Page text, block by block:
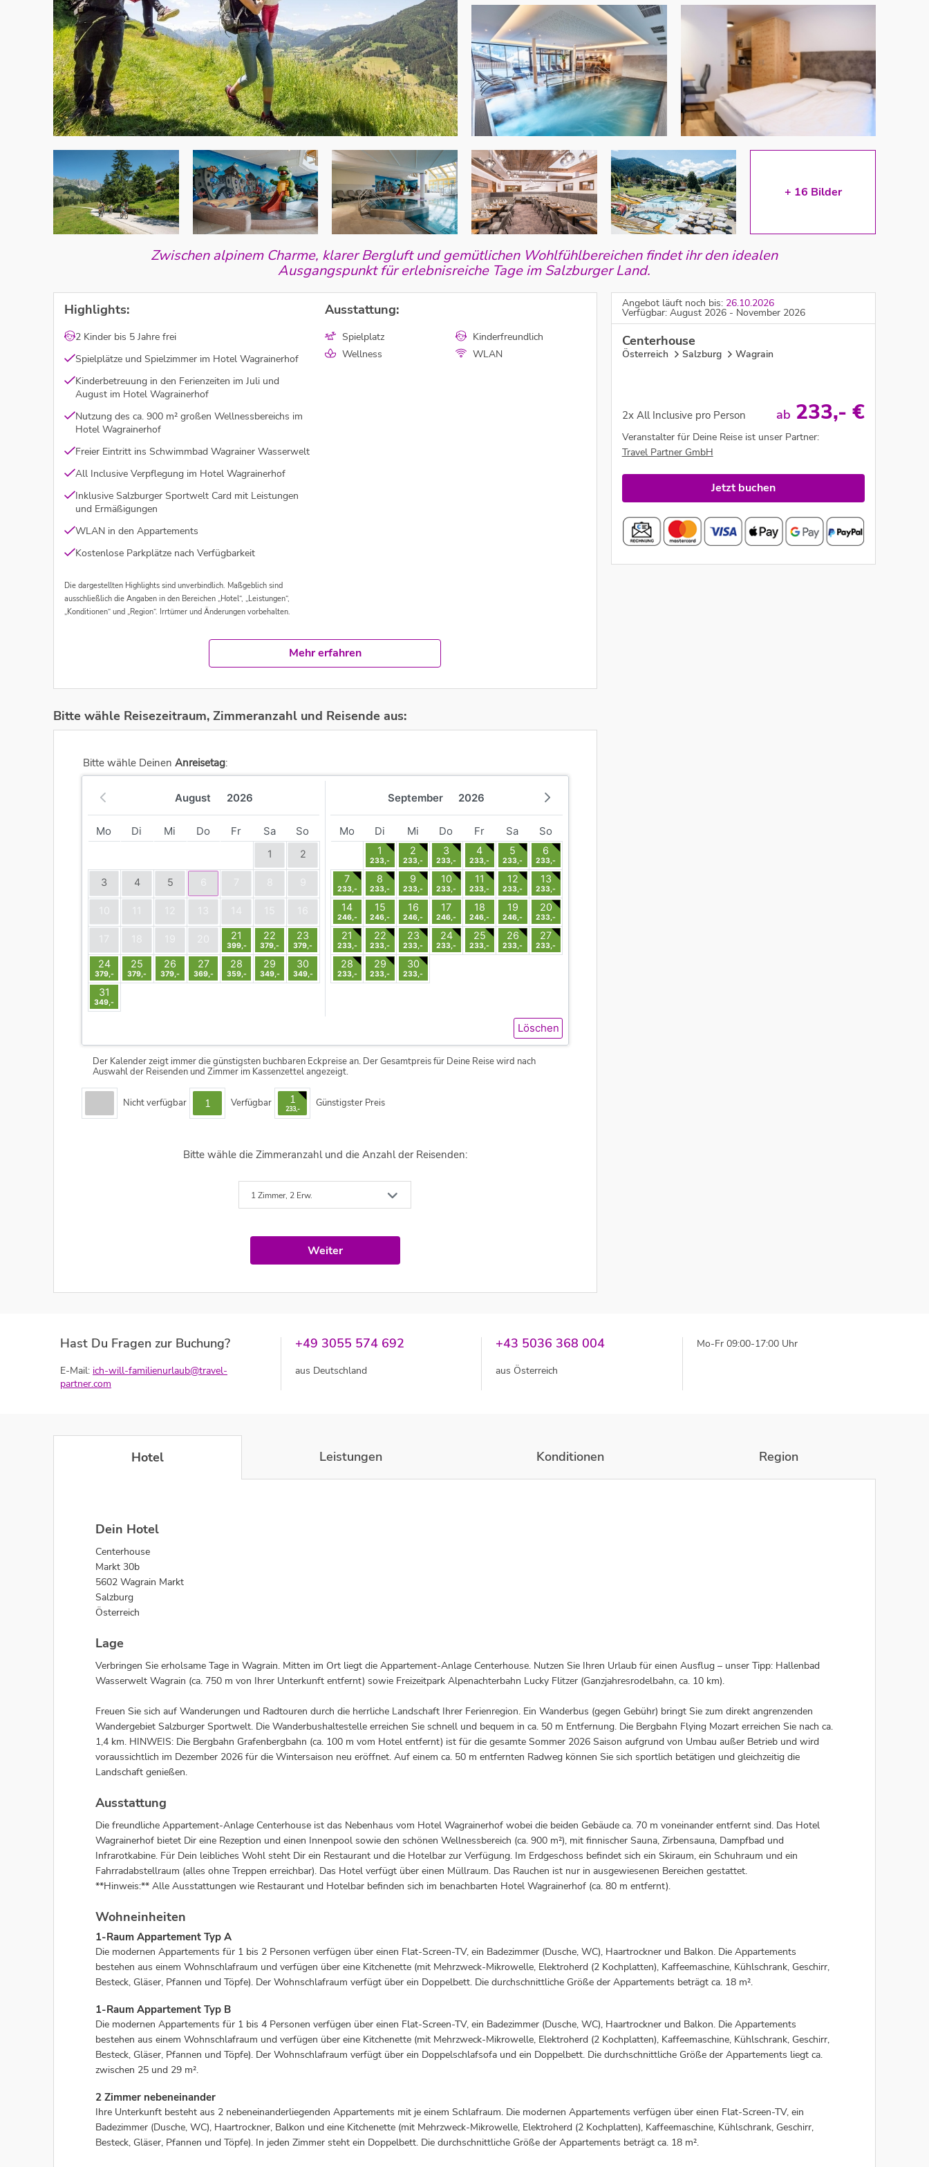
+ 16 Bilder
Zwischen alpinem Charme, klarer Bergluft und gemütlichen Wohlfühlbereichen findet ihr den idealen
Ausgangspunkt für erlebnisreiche Tage im Salzburger Land.
Highlights:
2 Kinder bis 5 Jahre frei
Spielplätze und Spielzimmer im Hotel Wagrainerhof
Kinderbetreuung in den Ferienzeiten im Juli und
August im Hotel Wagrainerhof
Nutzung des ca. 900 m² großen Wellnessbereichs im
Hotel Wagrainerhof
Freier Eintritt ins Schwimmbad Wagrainer Wasserwelt
All Inclusive Verpflegung im Hotel Wagrainerhof
Inklusive Salzburger Sportwelt Card mit Leistungen
und Ermäßigungen
WLAN in den Appartements
Kostenlose Parkplätze nach Verfügbarkeit
Die dargestellten Highlights sind unverbindlich. Maßgeblich sind
ausschließlich die Angaben in den Bereichen „Hotel“, „Leistungen“,
„Konditionen“ und „Region“. Irrtümer und Änderungen vorbehalten.
Ausstattung:
Spielplatz
Kinderfreundlich
Wellness
WLAN
Mehr erfahren
Bitte wähle Reisezeitraum, Zimmeranzahl und Reisende aus:
Bitte wähle Deinen Anreisetag:
August 2026
Mo Di Mi Do Fr Sa So
1 2
3 4 5
21
399,-
22
379,-
23
379,-
24
379,-
25
379,-
26
379,-
27
369,-
28
359,-
29
349,-
30
349,-
31
349,-
September 2026
Mo Di Mi Do Fr Sa So
1
233,-
2
233,-
3
233,-
4
233,-
5
233,-
6
233,-
7
233,-
8
233,-
9
233,-
10
233,-
11
233,-
12
233,-
13
233,-
14
246,-
15
246,-
16
246,-
17
246,-
18
246,-
19
246,-
20
233,-
21
233,-
22
233,-
23
233,-
24
233,-
25
233,-
26
233,-
27
233,-
28
233,-
29
233,-
30
233,-
Löschen
Der Kalender zeigt immer die günstigsten buchbaren Eckpreise an. Der Gesamtpreis für Deine Reise wird nach
Auswahl der Reisenden und Zimmer im Kassenzettel angezeigt.
Nicht verfügbar 1 Verfügbar 1
233,- Günstigster Preis
Bitte wähle die Zimmeranzahl und die Anzahl der Reisenden:
1 Zimmer, 2 Erw.
Weiter
Angebot läuft noch bis: 26.10.2026
Verfügbar: August 2026 - November 2026
Centerhouse
Österreich Salzburg Wagrain
2x All Inclusive pro Person ab 233,- €
Veranstalter für Deine Reise ist unser Partner:
Travel Partner GmbH
Jetzt buchen
Hast Du Fragen zur Buchung?
E-Mail: ich-will-familienurlaub@travel-
partner.com
+49 3055 574 692
aus Deutschland
+43 5036 368 004
aus Österreich
Mo-Fr 09:00-17:00 Uhr
Hotel Leistungen Konditionen Region
Dein Hotel
Centerhouse
Markt 30b
5602 Wagrain Markt
Salzburg
Österreich
Lage
Verbringen Sie erholsame Tage in Wagrain. Mitten im Ort liegt die Appartement-Anlage Centerhouse. Nutzen Sie Ihren Urlaub für einen Ausflug – unser Tipp: Hallenbad
Wasserwelt Wagrain (ca. 750 m von Ihrer Unterkunft entfernt) sowie Freizeitpark Alpenachterbahn Lucky Flitzer (Ganzjahresrodelbahn, ca. 10 km).
Freuen Sie sich auf Wanderungen und Radtouren durch die herrliche Landschaft Ihrer Ferienregion. Ein Wanderbus (gegen Gebühr) bringt Sie zum direkt angrenzenden
Wandergebiet Salzburger Sportwelt. Die Wanderbushaltestelle erreichen Sie schnell und bequem in ca. 50 m Entfernung. Die Bergbahn Flying Mozart erreichen Sie nach ca.
1,4 km. HINWEIS: Die Bergbahn Grafenbergbahn (ca. 100 m vom Hotel entfernt) ist für die gesamte Sommer 2026 Saison aufgrund von Umbau außer Betrieb und wird
voraussichtlich im Dezember 2026 für die Wintersaison neu eröffnet. Auf einem ca. 50 m entfernten Radweg können Sie sich sportlich betätigen und gleichzeitig die
Landschaft genießen.
Ausstattung
Die freundliche Appartement-Anlage Centerhouse ist das Nebenhaus vom Hotel Wagrainerhof wobei die beiden Gebäude ca. 70 m voneinander entfernt sind. Das Hotel
Wagrainerhof bietet Dir eine Rezeption und einen Innenpool sowie den schönen Wellnessbereich (ca. 900 m²), mit finnischer Sauna, Zirbensauna, Dampfbad und
Infrarotkabine. Für Dein leibliches Wohl steht Dir ein Restaurant und die Hotelbar zur Verfügung. Im Erdgeschoss befindet sich ein Skiraum, ein Schuhraum und ein
Fahrradabstellraum (alles ohne Treppen erreichbar). Das Hotel verfügt über einen Müllraum. Das Rauchen ist nur in ausgewiesenen Bereichen gestattet.
**Hinweis:** Alle Ausstattungen wie Restaurant und Hotelbar befinden sich im benachbarten Hotel Wagrainerhof (ca. 80 m entfernt).
Wohneinheiten
1-Raum Appartement Typ A
Die modernen Appartements für 1 bis 2 Personen verfügen über einen Flat-Screen-TV, ein Badezimmer (Dusche, WC), Haartrockner und Balkon. Die Appartements
bestehen aus einem Wohnschlafraum und verfügen über eine Kitchenette (mit Mehrzweck-Mikrowelle, Elektroherd (2 Kochplatten), Kaffeemaschine, Kühlschrank, Geschirr,
Besteck, Gläser, Pfannen und Töpfe). Der Wohnschlafraum verfügt über ein Doppelbett. Die durchschnittliche Größe der Appartements beträgt ca. 18 m².
1-Raum Appartement Typ B
Die modernen Appartements für 1 bis 4 Personen verfügen über einen Flat-Screen-TV, ein Badezimmer (Dusche, WC), Haartrockner und Balkon. Die Appartements
bestehen aus einem Wohnschlafraum und verfügen über eine Kitchenette (mit Mehrzweck-Mikrowelle, Elektroherd (2 Kochplatten), Kaffeemaschine, Kühlschrank, Geschirr,
Besteck, Gläser, Pfannen und Töpfe). Der Wohnschlafraum verfügt über ein Doppelschlafsofa und ein Doppelbett. Die durchschnittliche Größe der Appartements liegt ca.
zwischen 25 und 29 m².
2 Zimmer nebeneinander
Ihre Unterkunft besteht aus 2 nebeneinanderliegenden Appartements mit je einem Schlafraum. Die modernen Appartements verfügen über einen Flat-Screen-TV, ein
Badezimmer (Dusche, WC), Haartrockner, Balkon und eine Kitchenette (mit Mehrzweck-Mikrowelle, Elektroherd (2 Kochplatten), Kaffeemaschine, Kühlschrank, Geschirr,
Besteck, Gläser, Pfannen und Töpfe). In jeden Zimmer steht ein Doppelbett. Die durchschnittliche Größe der Appartements beträgt ca. 18 m².